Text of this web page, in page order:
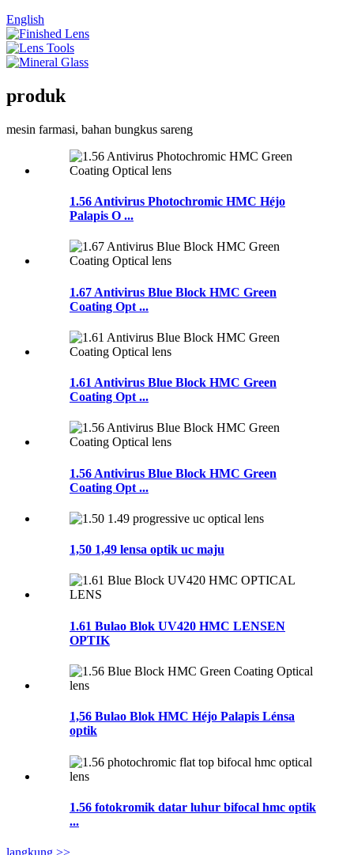
English
produk
mesin farmasi, bahan bungkus sareng
1.56 Antivirus Photochromic HMC Héjo
Palapis O ...
1.67 Antivirus Blue Block HMC Green
Coating Opt ...
1.61 Antivirus Blue Block HMC Green
Coating Opt ...
1.56 Antivirus Blue Block HMC Green
Coating Opt ...
1,50 1,49 lensa optik uc maju
1.61 Bulao Blok UV420 HMC LENSEN
OPTIK
1,56 Bulao Blok HMC Héjo Palapis Lénsa
optik
1.56 fotokromik datar luhur bifocal hmc optik
...
langkung >>